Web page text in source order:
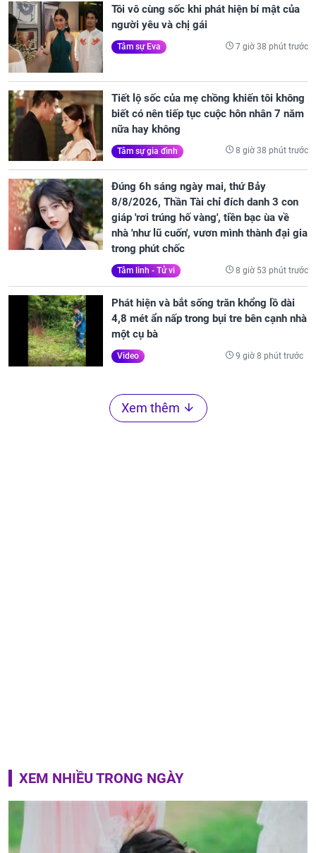
Tôi vô cùng sốc khi phát hiện bí mật của
người yêu và chị gái
Tâm sự Eva 7 giờ 38 phút trước
Tiết lộ sốc của mẹ chồng khiến tôi không
biết có nên tiếp tục cuộc hôn nhân 7 năm
nữa hay không
Tâm sự gia đình 8 giờ 38 phút trước
Đúng 6h sáng ngày mai, thứ Bảy
8/8/2026, Thần Tài chỉ đích danh 3 con
giáp 'rơi trúng hố vàng', tiền bạc ùa về
nhà 'như lũ cuốn', vươn mình thành đại gia
trong phút chốc
Tâm linh - Tử vi 8 giờ 53 phút trước
Phát hiện và bắt sống trăn khổng lồ dài
4,8 mét ẩn nấp trong bụi tre bên cạnh nhà
một cụ bà
Video 9 giờ 8 phút trước
Xem thêm
XEM NHIỀU TRONG NGÀY